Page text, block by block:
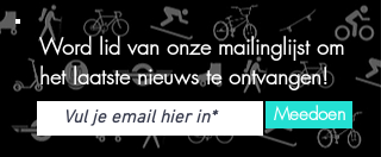
Word lid van onze mailinglijst om
het laatste nieuws te ontvangen!
Meedoen